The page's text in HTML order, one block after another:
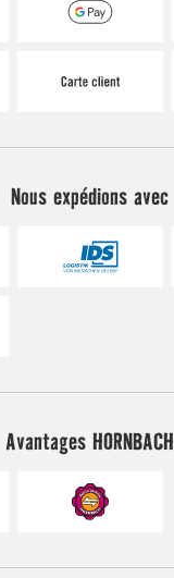
Nous expédions avec
Avantages HORNBACH